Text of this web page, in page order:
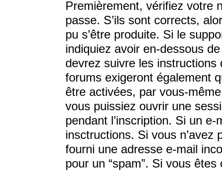
Premièrement, vérifiez votre
passe. S’ils sont corrects,
pu s’être produite. Si le
indiquiez avoir en-dessous
devrez suivre les
forums exigeront également
être activées, par vous-
vous puissiez ouvrir une
pendant l’inscription. Si un
insctructions. Si vous n’avez
fourni une adresse e-mail
pour un “spam”. Si vous